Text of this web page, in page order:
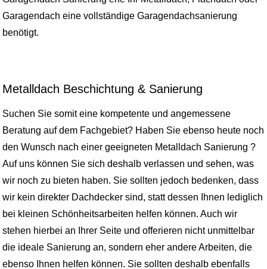
Garagendach eine vollständige Garagendachsanierung
benötigt.
Metalldach Beschichtung & Sanierung
Suchen Sie somit eine kompetente und angemessene
Beratung auf dem Fachgebiet? Haben Sie ebenso heute noch
den Wunsch nach einer geeigneten Metalldach Sanierung ?
Auf uns können Sie sich deshalb verlassen und sehen, was
wir noch zu bieten haben. Sie sollten jedoch bedenken, dass
wir kein direkter Dachdecker sind, statt dessen Ihnen lediglich
bei kleinen Schönheitsarbeiten helfen können. Auch wir
stehen hierbei an Ihrer Seite und offerieren nicht unmittelbar
die ideale Sanierung an, sondern eher andere Arbeiten, die
ebenso Ihnen helfen können. Sie sollten deshalb ebenfalls